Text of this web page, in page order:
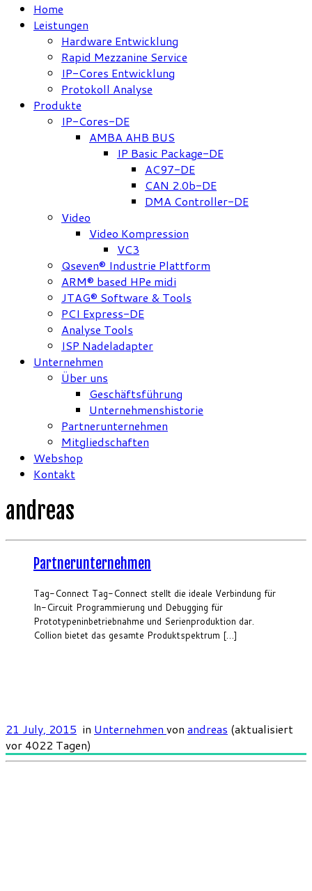
Home
Leistungen
Hardware Entwicklung
Rapid Mezzanine Service
IP-Cores Entwicklung
Protokoll Analyse
Produkte
IP-Cores-DE
AMBA AHB BUS
IP Basic Package-DE
AC97-DE
CAN 2.0b-DE
DMA Controller-DE
Video
Video Kompression
VC3
Qseven® Industrie Plattform
ARM® based HPe midi
JTAG® Software & Tools
PCI Express-DE
Analyse Tools
ISP Nadeladapter
Unternehmen
Über uns
Geschäftsführung
Unternehmenshistorie
Partnerunternehmen
Mitgliedschaften
Webshop
Kontakt
andreas
Partnerunternehmen
Tag-Connect Tag-Connect stellt die ideale Verbindung für
In-Circuit Programmierung und Debugging für
Prototypeninbetriebnahme und Serienproduktion dar.
Collion bietet das gesamte Produktspektrum […]
21 July, 2015 in Unternehmen von andreas (aktualisiert
vor 4022 Tagen)